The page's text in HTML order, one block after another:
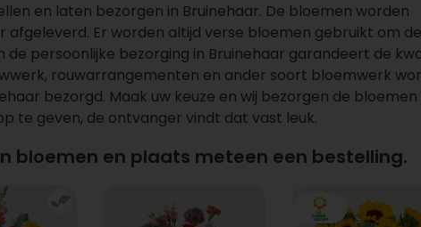
en laten bezorgen in Bruinehaar. De bloemen worden
afgeleverd. Er worden altijd verse bloemen gebruikt om de
persoonlijke bezorging in Bruinehaar garandeert de
rouwarrangementen en ander soort bloemwerk
bezorgd. Maak uw keuze en wij bezorgen de bloemen
te geven, de ontvanger vindt dat vast leuk.
bloemen en plaats meteen een bestelling.